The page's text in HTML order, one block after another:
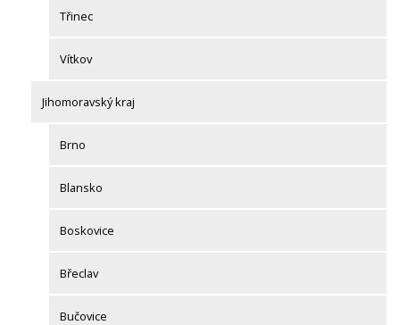
Třinec
Vítkov
Jihomoravský kraj
Brno
Blansko
Boskovice
Břeclav
Bučovice